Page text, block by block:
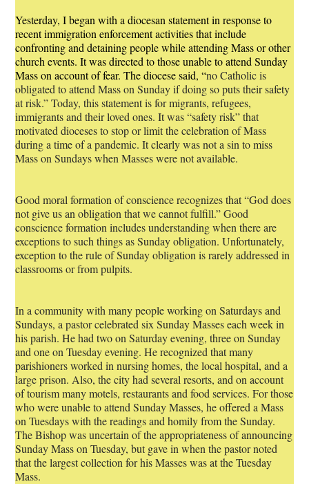
Yesterday, I began with a diocesan statement in response to
recent immigration enforcement activities that include
confronting and detaining people while attending Mass or other
church events. It was directed to those unable to attend Sunday
Mass on account of fear. The diocese said, “no Catholic is
obligated to attend Mass on Sunday if doing so puts their safety
at risk.” Today, this statement is for migrants, refugees,
immigrants and their loved ones. It was “safety risk” that
motivated dioceses to stop or limit the celebration of Mass
during a time of a pandemic. It clearly was not a sin to miss
Mass on Sundays when Masses were not available.
Good moral formation of conscience recognizes that “God does
not give us an obligation that we cannot fulfill.” Good
conscience formation includes understanding when there are
exceptions to such things as Sunday obligation. Unfortunately,
exception to the rule of Sunday obligation is rarely addressed in
classrooms or from pulpits.
In a community with many people working on Saturdays and
Sundays, a pastor celebrated six Sunday Masses each week in
his parish. He had two on Saturday evening, three on Sunday
and one on Tuesday evening. He recognized that many
parishioners worked in nursing homes, the local hospital, and a
large prison. Also, the city had several resorts, and on account
of tourism many motels, restaurants and food services. For those
who were unable to attend Sunday Masses, he offered a Mass
on Tuesdays with the readings and homily from the Sunday.
The Bishop was uncertain of the appropriateness of announcing
Sunday Mass on Tuesday, but gave in when the pastor noted
that the largest collection for his Masses was at the Tuesday
Mass.